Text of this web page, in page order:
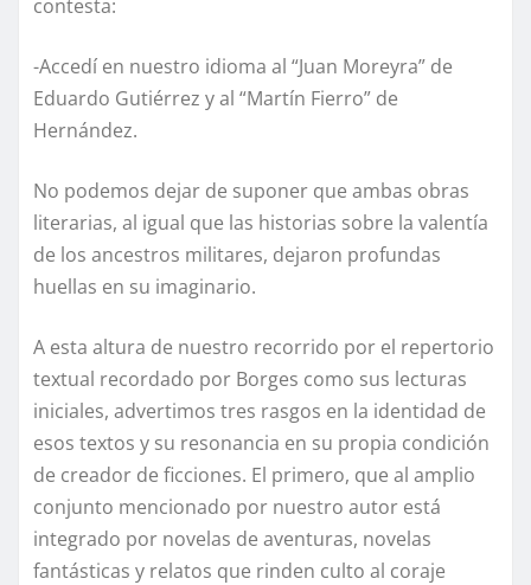
contesta:
-Accedí en nuestro idioma al “Juan Moreyra” de
Eduardo Gutiérrez y al “Martín Fierro” de
Hernández.
No podemos dejar de suponer que ambas obras
literarias, al igual que las historias sobre la valentía
de los ancestros militares, dejaron profundas
huellas en su imaginario.
A esta altura de nuestro recorrido por el repertorio
textual recordado por Borges como sus lecturas
iniciales, advertimos tres rasgos en la identidad de
esos textos y su resonancia en su propia condición
de creador de ficciones. El primero, que al amplio
conjunto mencionado por nuestro autor está
integrado por novelas de aventuras, novelas
fantásticas y relatos que rinden culto al coraje